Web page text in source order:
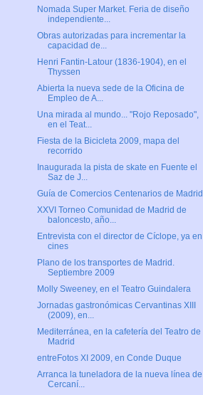
Nomada Super Market. Feria de diseño
independiente...
Obras autorizadas para incrementar la
capacidad de...
Henri Fantin-Latour (1836-1904), en el
Thyssen
Abierta la nueva sede de la Oficina de
Empleo de A...
Una mirada al mundo... "Rojo Reposado",
en el Teat...
Fiesta de la Bicicleta 2009, mapa del
recorrido
Inaugurada la pista de skate en Fuente el
Saz de J...
Guía de Comercios Centenarios de Madrid
XXVI Torneo Comunidad de Madrid de
baloncesto, año...
Entrevista con el director de Cíclope, ya en
cines
Plano de los transportes de Madrid.
Septiembre 2009
Molly Sweeney, en el Teatro Guindalera
Jornadas gastronómicas Cervantinas XIII
(2009), en...
Mediterránea, en la cafetería del Teatro de
Madrid
entreFotos XI 2009, en Conde Duque
Arranca la tuneladora de la nueva línea de
Cercaní...